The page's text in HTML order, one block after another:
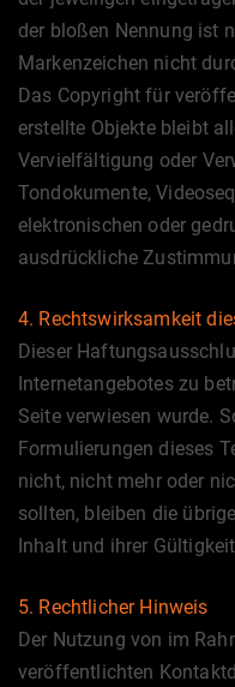
der bloßen Nennung ist
Markenzeichen nicht
Das Copyright für
erstellte Objekte bleibt
Vervielfältigung oder
Tondokumente,
elektronischen oder
ausdrückliche
4. Rechtswirksamkeit
Dieser
Internetangebotes zu
Seite verwiesen wurde.
Formulierungen dieses
nicht, nicht mehr oder
sollten, bleiben die
Inhalt und ihrer
5. Rechtlicher Hinweis
Der Nutzung von im
veröffentlichten